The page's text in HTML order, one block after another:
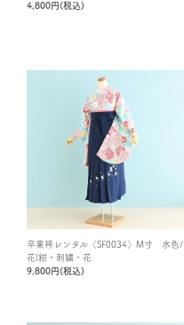
4,800円(税込)
卒業袴レンタル（SF0034）M寸 水色/
花|紺・刺繍・花
9,800円(税込)